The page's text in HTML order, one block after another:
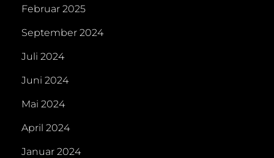
Februar 2025
September 2024
Juli 2024
Juni 2024
Mai 2024
April 2024
Januar 2024